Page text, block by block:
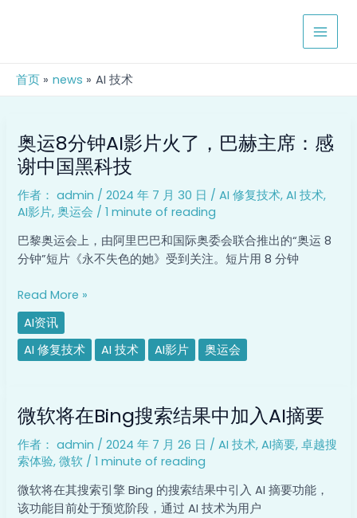
MAIN
首页 news AI 技术
奥运8分钟AI影片火了，巴赫主席：感
谢中国黑科技
作者： admin /2024 年 7 月 30 日 /AI 修复技术,AI 技术,
AI影片,奥运会 /1 minute of reading
巴黎奥运会上，由阿里巴巴和国际奥委会联合推出的“奥运 8
分钟”短片《永不失色的她》受到关注。短片用 8 分钟
运
8
分
钟
AI
片
火
赫
主
席：
中
黑
科
技
Read More »
AI资讯
AI 修复技术
AI 技术 AI影片 奥运会
微软将在Bing搜索结果中加入AI摘要
作者： admin /2024 年 7 月 26 日 /AI 技术,AI摘要,卓越搜
索体验,微软 /1 minute of reading
微软将在其搜索引擎 Bing 的搜索结果中引入 AI 摘要功能，
该功能目前处于预览阶段，通过 AI 技术为用户
软
将
在
Bing
搜
索